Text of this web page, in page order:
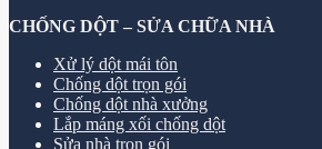
CHỐNG DỘT – SỬA CHỮA NHÀ
Xử lý dột mái tôn
Chống dột trọn gói
Chống dột nhà xưởng
Lắp máng xối chống dột
Sửa nhà trọn gói